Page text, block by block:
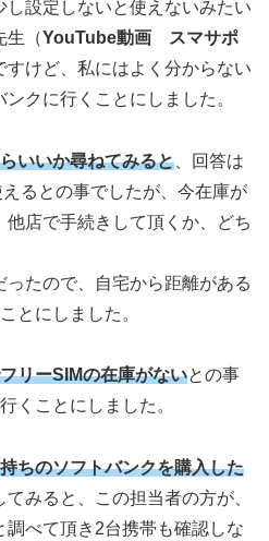
し設定しないと使えないみたい
生（YouTube動画 スマサポ
すけど、私にはよく分からない
クに行くことにしました。
いいか尋ねてみると 、回答は
るとの事でしたが、今在庫が
店で手続きして頂くか、どち
たので、自宅から距離がある
とにしました。
リーSIMの在庫がないとの事
くことにしました。
ちのソフトバンクを購入した
みると、この担当者の方が、
調べて頂き2台携帯も確認しな